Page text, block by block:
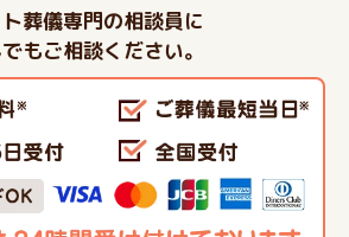
葬儀専門の相談員に
もご相談ください。